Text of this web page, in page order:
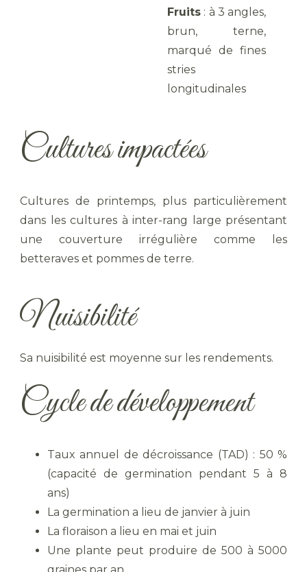
Fruits : à 3 angles,
brun, terne,
marqué de fines
stries
longitudinales
Cultures impactées
Cultures de printemps, plus particulièrement
dans les cultures à inter-rang large présentant
une couverture irrégulière comme les
betteraves et pommes de terre.
Nuisibilité
Sa nuisibilité est moyenne sur les rendements.
Cycle de développement
Taux annuel de décroissance (TAD) : 50 %
(capacité de germination pendant 5 à 8
ans)
La germination a lieu de janvier à juin
La floraison a lieu en mai et juin
Une plante peut produire de 500 à 5000